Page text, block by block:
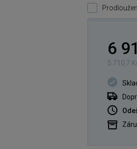
6
5 710,7